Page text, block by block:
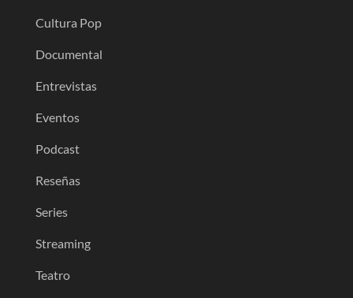
Cultura Pop
Documental
Entrevistas
Eventos
Podcast
Reseñas
Series
Streaming
Teatro